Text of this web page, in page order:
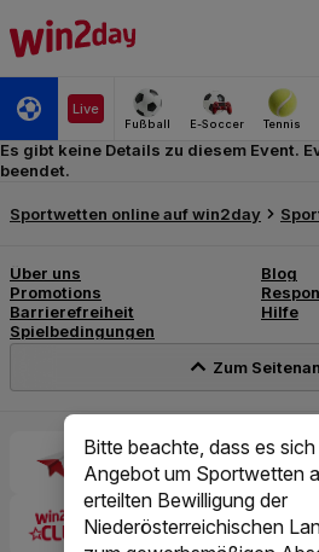
Bitte beachte, dass es
Angebot um Sportwetten
erteilten Bewilligung der
Niederösterreichischen
Es gibt keine Details zu diesem Event.
beendet.